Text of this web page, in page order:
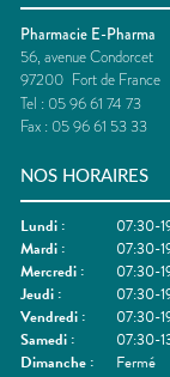
Pharmacie E-Pharma
56, avenue Condorcet
97200 Fort de France
Tel : 05 96 61 74 73
Fax : 05 96 61 53 33
NOS HORAIRES
Lundi :
07:30-
Mardi :
07:30-
Mercredi :
07:30-
Jeudi :
07:30-
Vendredi :
07:30-
Samedi :
07:30-
Dimanche : Fermé